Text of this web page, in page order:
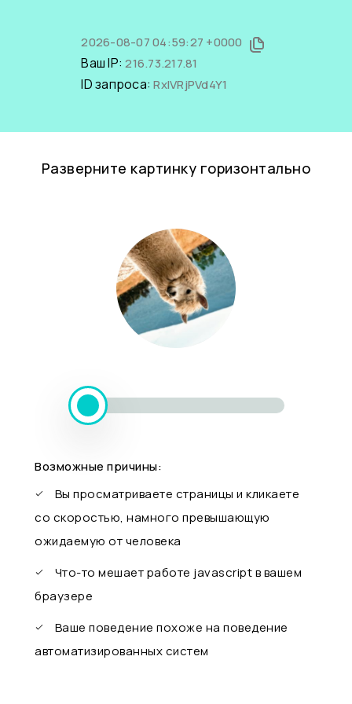
2026-08-07 04:59:27 +0000
Ваш IP:216.73.217.81
ID запроса:RxIVRjPVd4Y1
Разверните картинку горизонтально
Возможные причины:
Вы просматриваете страницы и кликаете
со скоростью, намного превышающую
ожидаемую от человека
Что-то мешает работе javascript в вашем
браузере
Ваше поведение похоже на поведение
автоматизированных систем